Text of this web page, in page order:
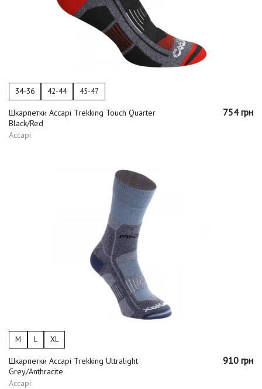
34-36 42-44 45-47
Шкарпетки Accapi Trekking Touch Quarter
Black/Red
Accapi
754 грн
M L XL
Шкарпетки Accapi Trekking Ultralight
Grey/Anthracite
Accapi
910 грн